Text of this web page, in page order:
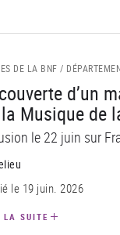
DE LA BNF /
d’un
Musique de
le 22 juin sur
le 19 juin. 2026
LA SUITE